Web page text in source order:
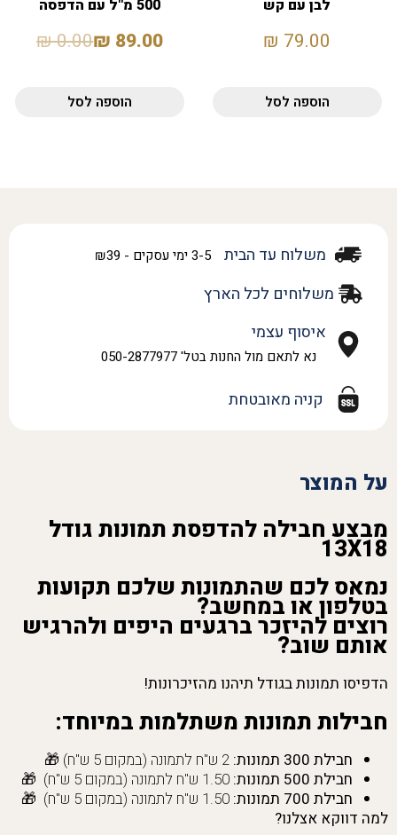
לבן עם קש
79.00
₪
הוספה לסל
500 מ"ל עם הדפסה
89.00
₪
0.00
₪
הוספה לסל
משלוח עד הבית 3-5 ימי עסקים - ₪39
משלוחים לכל הארץ
איסוף עצמי
נא לתאם מול החנות בטל' 050-2877977
קניה מאובטחת
על המוצר
מבצע חבילה להדפסת תמונות גודל
13X18
נמאס לכם שהתמונות שלכם תקועות
בטלפון או במחשב?
רוצים להיזכר ברגעים היפים ולהרגיש
אותם שוב?
הדפיסו תמונות בגודל תיהנו מהזיכרונות!
חבילות תמונות משתלמות במיוחד:
חבילת 300 תמונות:
חבילת 500 תמונות:
חבילת 700 תמונות:
למה דווקא אצלנו?